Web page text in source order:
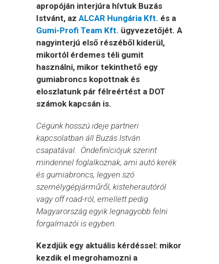
apropóján interjúra hívtuk Buzás
Istvánt, az ALCAR Hungária Kft. és a
Gumi-Profi Team Kft. ügyvezetőjét. A
nagyinterjú első részéből kiderül,
mikortól érdemes téli gumit
használni, mikor tekinthető egy
gumiabroncs kopottnak és
eloszlatunk pár félreértést a DOT
számok kapcsán is.
Cégünk hosszú ideje partneri
kapcsolatban áll Buzás István
csapatával. Öndefiníciójuk szerint
mindennel foglalkoznak, ami autó kerék
és gumiabroncs, legyen szó
személygépjárműről, kisteherautóról
vagy off road-ról, emellett pedig
Magyarország egyik legnagyobb felni
forgalmazói is egyben.
Kezdjük egy aktuális kérdéssel: mikor
kezdik el megrohamozni a